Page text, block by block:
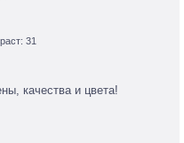
31
качества и цвета!